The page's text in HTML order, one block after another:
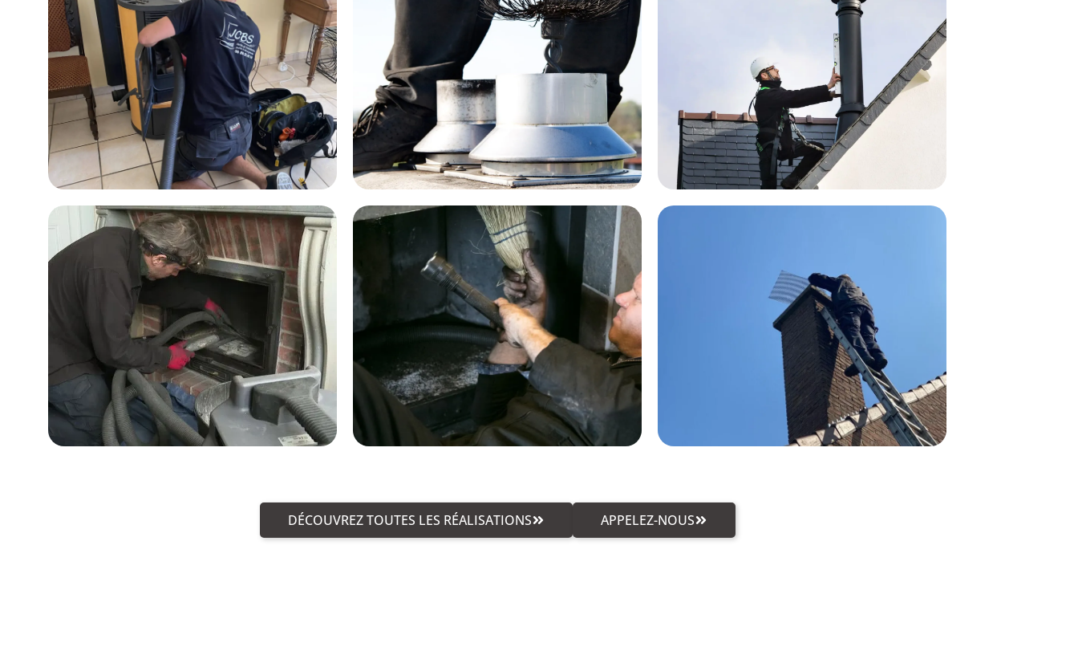
DÉCOUVREZ TOUTES LES RÉALISATIONS APPELEZ-NOUS